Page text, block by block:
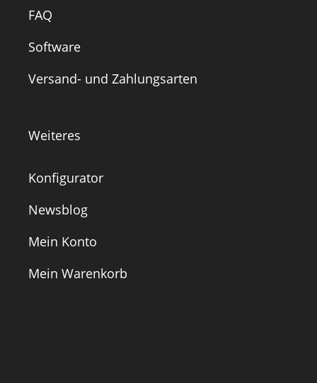
FAQ
Software
Versand- und Zahlungsarten
Weiteres
Konfigurator
Newsblog
Mein Konto
Mein Warenkorb